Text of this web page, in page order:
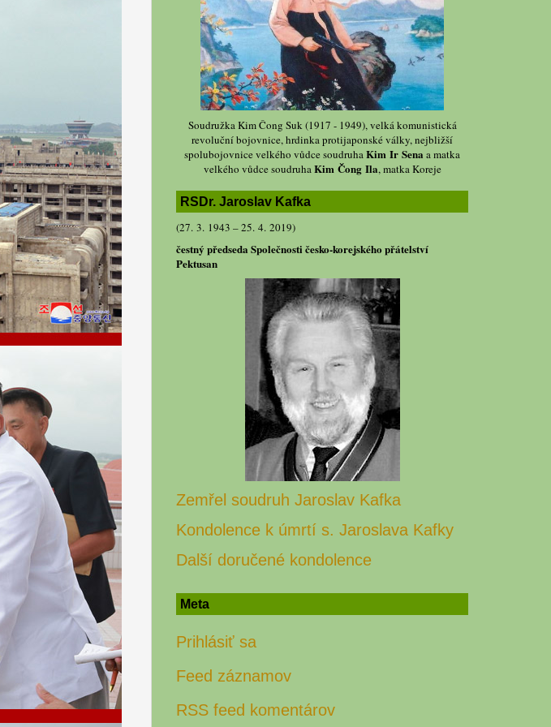
Soudružka Kim Čong Suk (1917 - 1949), velká komunistická
revoluční bojovnice, hrdinka protijaponské války, nejbližší
spolubojovnice velkého vůdce soudruhaKim Ir Sena a matka
velkého vůdce soudruhaKim Čong Ila, matka Koreje
RSDr. Jaroslav Kafka
(27. 3. 1943 – 25. 4. 2019)
čestný předseda Společnosti česko-korejského přátelství
Pektusan
Zemřel soudruh Jaroslav Kafka
Kondolence k úmrtí s. Jaroslava Kafky
Další doručené kondolence
Meta
Prihlásiť sa
Feed záznamov
RSS feed komentárov